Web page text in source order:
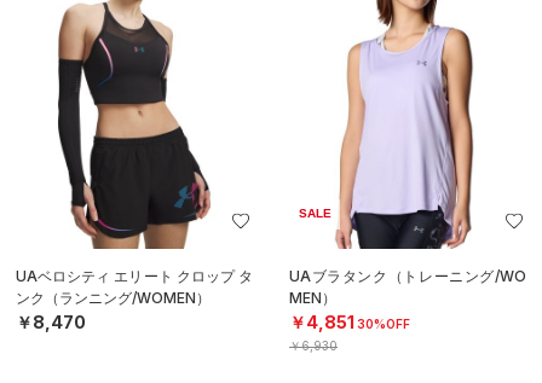
UAベロシティ エリート クロップ タ
ンク（ランニング/WOMEN）
￥8,470
SALE
UAブラタンク（トレーニング/WO
MEN）
￥4,851 30%OFF
￥6,930